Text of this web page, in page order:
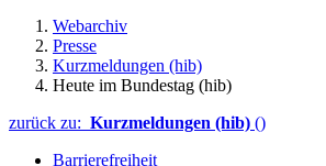
Webarchiv
Presse
Kurzmeldungen (hib)
Heute im Bundestag (hib)
zurück zu: Kurzmeldungen (hib) ()
Barrierefreiheit